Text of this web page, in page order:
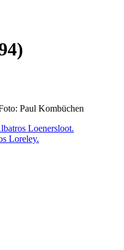
Paul Kombüchen